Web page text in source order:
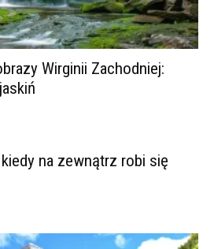
Wirginii Zachodniej:
na zewnątrz robi się